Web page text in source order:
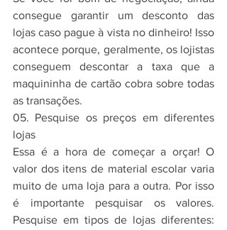
consegue garantir um desconto das
lojas caso pague à vista no dinheiro! Isso
acontece porque, geralmente, os lojistas
conseguem descontar a taxa que a
maquininha de cartão cobra sobre todas
as transações.
05. Pesquise os preços em diferentes
lojas
Essa é a hora de começar a orçar! O
valor dos itens de material escolar varia
muito de uma loja para a outra. Por isso
é importante pesquisar os valores.
Pesquise em tipos de lojas diferentes: